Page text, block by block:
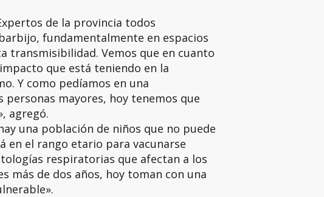
de la provincia todos
fundamentalmente en espacios
transmisibilidad. Vemos que en cuanto
que está teniendo en la
Y como pedíamos en una
mayores, hoy tenemos que
agregó.
una población de niños que no puede
en el rango etario para vacunarse
respiratorias que afectan a los
más de dos años, hoy toman con una